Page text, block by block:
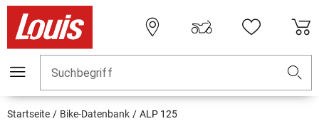
Suchbegriff
Startseite Bike-Datenbank ALP 125